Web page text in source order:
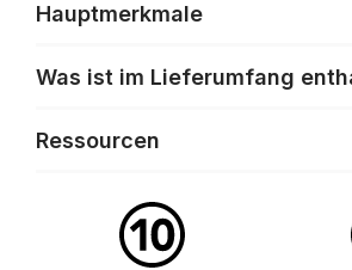
Hauptmerkmale
Was ist im Lieferumfang
Ressourcen